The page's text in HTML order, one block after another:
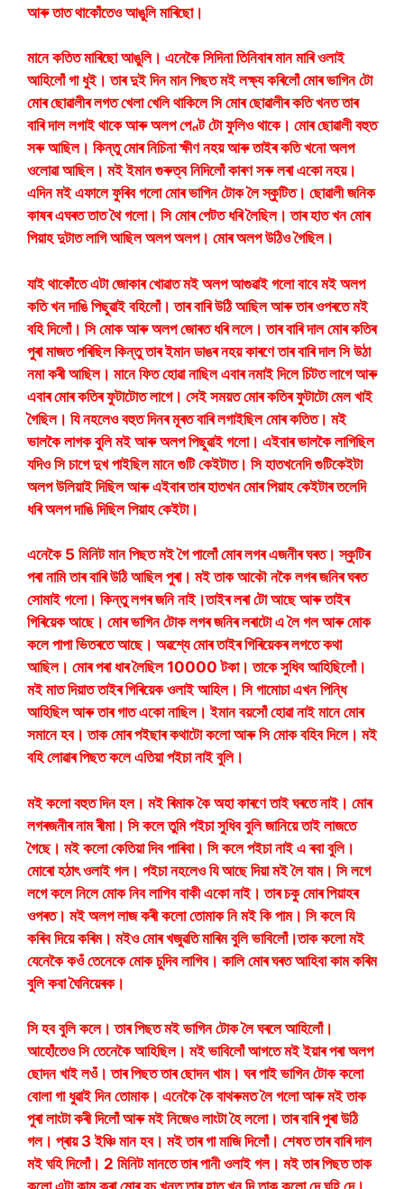
আৰু তাত থাকোঁতেও আঙুলি মাৰিছো।
মানে কতিত মাৰিছো আঙুলি। এনেকৈ সিদিনা তিনিবাৰ মান মাৰি ওলাই
আহিলোঁ গা ধুই। তাৰ দুই দিন মান পিছত মই লক্ষ্য কৰিলোঁ মোৰ ভাগিন টো
মোৰ ছোৱালীৰ লগত খেলা খেলি থাকিলে সি মোৰ ছোৱালীৰ কতি খনত তাৰ
বাৰি দাল লগাই থাকে আৰু অলপ পেণ্ট টো ফুলিও থাকে। মোৰ ছোৱালী বহুত
সৰু আছিল। কিন্তু মোৰ নিচিনা ক্ষীণ নহয় আৰু তাইৰ কতি খনো অলপ
ওলোৱা আছিল। মই ইমান গুৰুত্ব নিদিলোঁ কাৰণ সৰু লৰা একো নহয়।
এদিন মই এফালে ফুৰিব গলো মোৰ ভাগিন টোক লৈ স্কুটিত। ছোৱালী জনিক
কাষৰ এঘৰত তাত থৈ গলো। সি মোৰ পেটত ধৰি লৈছিল। তাৰ হাত খন মোৰ
পিয়াহ দুটাত লাগি আছিল অলপ অলপ। মোৰ অলপ উঠিও গৈছিল।
যাই থাকোঁতে এটা জোকাৰ খোৱাত মই অলপ আগুৱাই গলো বাবে মই অলপ
কতি খন দাঙি পিছুৱাই বহিলোঁ। তাৰ বাৰি উঠি আছিল আৰু তাৰ ওপৰতে মই
বহি দিলোঁ। সি মোক আৰু অলপ জোৰত ধৰি ললে। তাৰ বাৰি দাল মোৰ কতিৰ
পুৰা মাজত পৰিছিল কিন্তু তাৰ ইমান ডাঙৰ নহয় কাৰণে তাৰ বাৰি দাল সি উঠা
নমা কৰী আছিল। মানে ফিত হোৱা নাছিল এবাৰ নমাই দিলে চিটত লাগে আৰু
এবাৰ মোৰ কতিৰ ফুটাটোত লাগে। সেই সময়ত মোৰ কতিৰ ফুটাটো মেল খাই
গৈছিল। যি নহলেও বহুত দিনৰ মূৰত বাৰি লগাইছিল মোৰ কতিত। মই
ভালকৈ লাগক বুলি মই আৰু অলপ পিছুৱাই গলো। এইবাৰ ভালকৈ লাগিছিল
যদিও সি চাগে দুখ পাইছিল মানে গুটি কেইটাত। সি হাতখনেদি গুটিকেইটা
অলপ উলিয়াই দিছিল আৰু এইবাৰ তাৰ হাতখন মোৰ পিয়াহ কেইটাৰ তলেদি
ধৰি অলপ দাঙি দিছিল পিয়াহ কেইটা।
এনেকৈ 5 মিনিট মান পিছত মই গৈ পালোঁ মোৰ লগৰ এজনীৰ ঘৰত। স্কুটিৰ
পৰা নামি তাৰ বাৰি উঠি আছিল পুৰা। মই তাক আকৌ নকৈ লগৰ জনিৰ ঘৰত
সোমাই গলো। কিন্তু লগৰ জনি নাই।তাইৰ লৰা টো আছে আৰু তাইৰ
গিৰিয়েক আছে। মোৰ ভাগিন টোক লগৰ জনিৰ লৰাটো এ লৈ গল আৰু মোক
কলে পাপা ভিতৰতে আছে। অৱশ্যে মোৰ তাইৰ গিৰিয়েকৰ লগতে কথা
আছিল। মোৰ পৰা ধাৰ লৈছিল 10000 টকা। তাকে সুধিব আহিছিলোঁ।
মই মাত দিয়াত তাইৰ গিৰিয়েক ওলাই আহিল। সি গামোচা এখন পিন্ধি
আহিছিল আৰু তাৰ গাত একো নাছিল। ইমান বয়সোঁ হোৱা নাই মানে মোৰ
সমানে হব। তাক মোৰ পইছাৰ কথাটো কলো আৰু সি মোক বহিব দিলে। মই
বহি লোৱাৰ পিছত কলে এতিয়া পইচা নাই বুলি।
মই কলো বহুত দিন হল। মই ৰিমাক কৈ অহা কাৰণে তাই ঘৰতে নাই। মোৰ
লগৰজনীৰ নাম ৰীমা। সি কলে তুমি পইচা সুধিব বুলি জানিয়ে তাই লাজতে
গৈছে। মই কলো কেতিয়া দিব পাৰিবা। সি কলে পইচা নাই এ ৰবা বুলি।
মোৰো হঠাৎ ওলাই গল। পইচা নহলেও যি আছে দিয়া মই লৈ যাম। সি লগে
লগে কলে নিলে মোক নিব লাগিব বাকী একো নাই। তাৰ চকু মোৰ পিয়াহৰ
ওপৰত। মই অলপ লাজ কৰী কলো তোমাক নি মই কি পাম। সি কলে যি
কৰিব দিয়ে কৰিম। মইও মোৰ খজুৱতি মাৰিম বুলি ভাবিলোঁ।তাক কলো মই
যেনেকৈ কওঁ তেনেকে মোক চুদিব লাগিব। কালি মোৰ ঘৰত আহিবা কাম কৰিম
বুলি কবা ঘৈনিয়েৰক।
সি হব বুলি কলে। তাৰ পিছত মই ভাগিন টোক লৈ ঘৰলে আহিলোঁ।
আহোঁতেও সি তেনেকৈ আহিছিল। মই ভাবিলোঁ আগতে মই ইয়াৰ পৰা অলপ
ছোদন খাই লওঁ। তাৰ পিছত তাৰ ছোদন খাম। ঘৰ পাই ভাগিন টোক কলো
বোলা গা ধুৱাই দিন তোমাক। এনেকৈ কৈ বাথৰুমত লৈ গলো আৰু মই তাক
পুৰা লাংটা কৰী দিলোঁ আৰু মই নিজেও লাংটা হৈ ললো। তাৰ বাৰি পুৰা উঠি
গল। প্ৰায় 3 ইঞ্চি মান হব। মই তাৰ গা মাজি দিলোঁ। শেষত তাৰ বাৰি দাল
মই ঘহি দিলোঁ। 2 মিনিট মানতে তাৰ পানী ওলাই গল। মই তাৰ পিছত তাক